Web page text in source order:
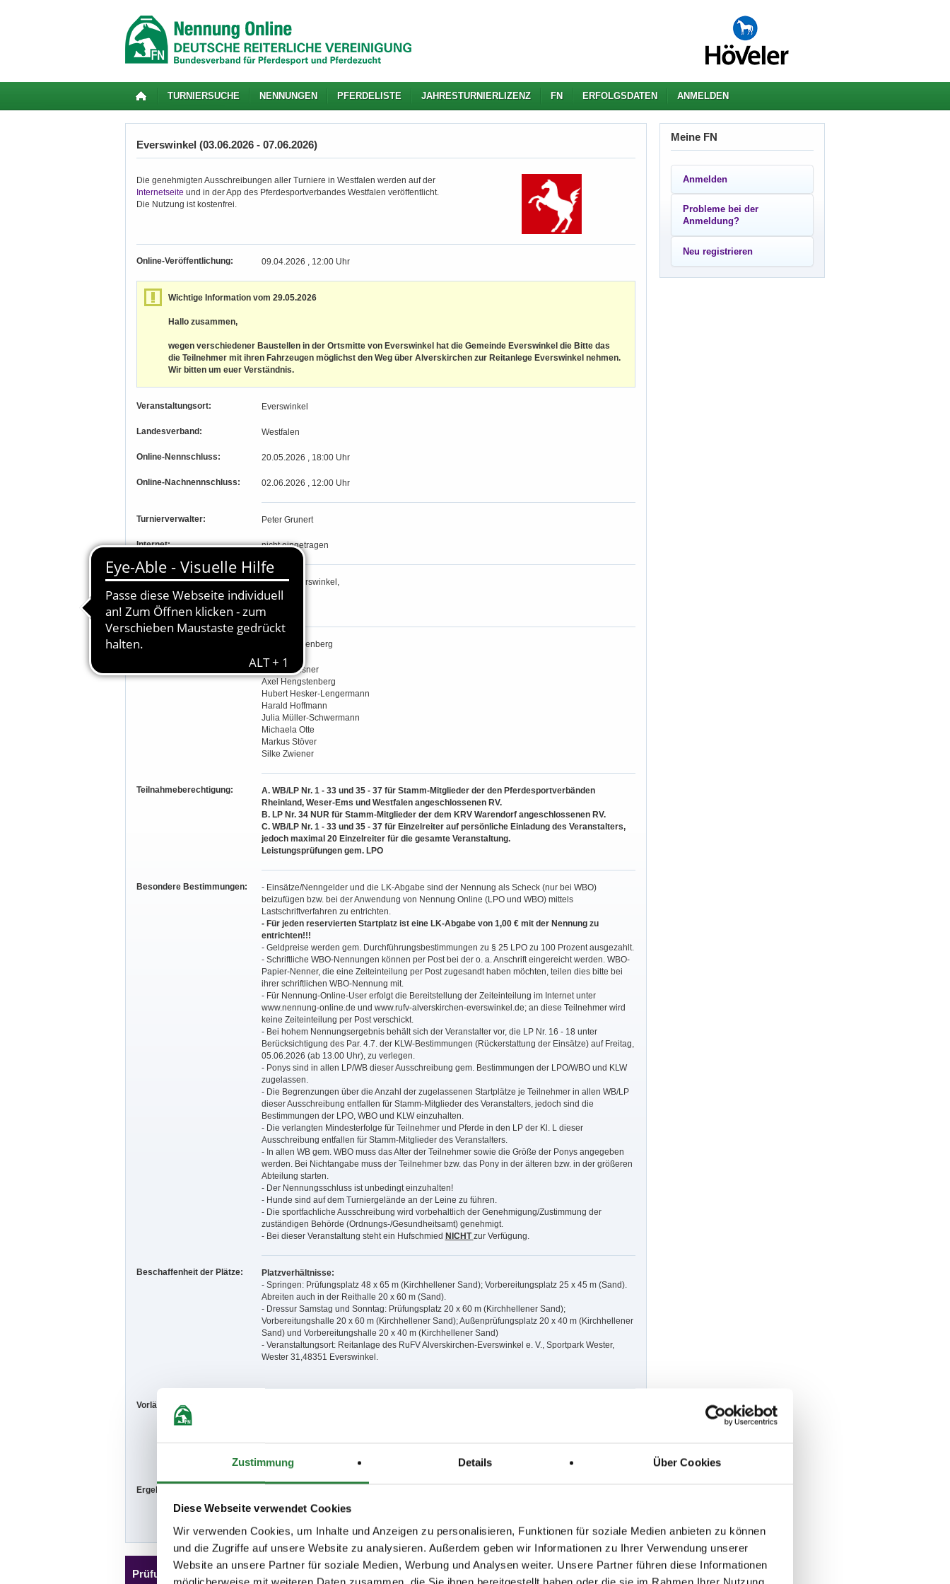
Zustimmung Details Über Cookies
Diese Webseite verwendet Cookies
Wir verwenden Cookies, um Inhalte und Anzeigen zu personalisieren, Funktionen für soziale Medien anbieten zu können
und die Zugriffe auf unsere Website zu analysieren. Außerdem geben wir Informationen zu Ihrer Verwendung unserer
Website an unsere Partner für soziale Medien, Werbung und Analysen weiter. Unsere Partner führen diese Informationen
TURNIERSUCHE NENNUNGEN PFERDELISTE JAHRESTURNIERLIZENZ FN ERFOLGSDATEN ANMELDEN
Everswinkel (03.06.2026 - 07.06.2026)
Die genehmigten Ausschreibungen aller Turniere in Westfalen werden auf der
Internetseite und in der App des Pferdesportverbandes Westfalen veröffentlicht.
Die Nutzung ist kostenfrei.
Online-Veröffentlichung: 09.04.2026 , 12:00 Uhr
Wichtige Information vom 29.05.2026
Hallo zusammen,
wegen verschiedener Baustellen in der Ortsmitte von Everswinkel hat die Gemeinde Everswinkel die Bitte das
die Teilnehmer mit ihren Fahrzeugen möglichst den Weg über Alverskirchen zur Reitanlege Everswinkel nehmen.
Wir bitten um euer Verständnis.
Veranstaltungsort: Everswinkel
Landesverband: Westfalen
Online-Nennschluss: 20.05.2026 , 18:00 Uhr
Online-Nachnennschluss: 02.06.2026 , 12:00 Uhr
Turnierverwalter: Peter Grunert
Internet: nicht eingetragen
PLZ, Ort: 48351, Everswinkel,
Längengrad, Breitengrad -, -
Parcourschef: Josef Cappenberg
Claudia Elsner
Axel Hengstenberg
Hubert Hesker-Lengermann
Harald Hoffmann
Julia Müller-Schwermann
Michaela Otte
Markus Stöver
Silke Zwiener
Teilnahmeberechtigung:
A. WB/LP Nr. 1 - 33 und 35 - 37 für Stamm-Mitglieder der den Pferdesportverbänden
Rheinland, Weser-Ems und Westfalen angeschlossenen RV.
B. LP Nr. 34 NUR für Stamm-Mitglieder der dem KRV Warendorf angeschlossenen RV.
C. WB/LP Nr. 1 - 33 und 35 - 37 für Einzelreiter auf persönliche Einladung des Veranstalters,
jedoch maximal 20 Einzelreiter für die gesamte Veranstaltung.
Leistungsprüfungen gem. LPO
Besondere Bestimmungen:
- Einsätze/Nenngelder und die LK-Abgabe sind der Nennung als Scheck (nur bei WBO)
beizufügen bzw. bei der Anwendung von Nennung Online (LPO und WBO) mittels
Lastschriftverfahren zu entrichten.
- Für jeden reservierten Startplatz ist eine LK-Abgabe von 1,00 € mit der Nennung zu
entrichten!!!
- Geldpreise werden gem. Durchführungsbestimmungen zu § 25 LPO zu 100 Prozent ausgezahlt.
- Schriftliche WBO-Nennungen können per Post bei der o. a. Anschrift eingereicht werden. WBO-
Papier-Nenner, die eine Zeiteinteilung per Post zugesandt haben möchten, teilen dies bitte bei
ihrer schriftlichen WBO-Nennung mit.
- Für Nennung-Online-User erfolgt die Bereitstellung der Zeiteinteilung im Internet unter
www.nennung-online.de und www.rufv-alverskirchen-everswinkel.de; an diese Teilnehmer wird
keine Zeiteinteilung per Post verschickt.
- Bei hohem Nennungsergebnis behält sich der Veranstalter vor, die LP Nr. 16 - 18 unter
Berücksichtigung des Par. 4.7. der KLW-Bestimmungen (Rückerstattung der Einsätze) auf Freitag,
05.06.2026 (ab 13.00 Uhr), zu verlegen.
- Ponys sind in allen LP/WB dieser Ausschreibung gem. Bestimmungen der LPO/WBO und KLW
zugelassen.
- Die Begrenzungen über die Anzahl der zugelassenen Startplätze je Teilnehmer in allen WB/LP
dieser Ausschreibung entfallen für Stamm-Mitglieder des Veranstalters, jedoch sind die
Bestimmungen der LPO, WBO und KLW einzuhalten.
- Die verlangten Mindesterfolge für Teilnehmer und Pferde in den LP der Kl. L dieser
Ausschreibung entfallen für Stamm-Mitglieder des Veranstalters.
- In allen WB gem. WBO muss das Alter der Teilnehmer sowie die Größe der Ponys angegeben
werden. Bei Nichtangabe muss der Teilnehmer bzw. das Pony in der älteren bzw. in der größeren
Abteilung starten.
- Der Nennungsschluss ist unbedingt einzuhalten!
- Hunde sind auf dem Turniergelände an der Leine zu führen.
- Die sportfachliche Ausschreibung wird vorbehaltlich der Genehmigung/Zustimmung der
zuständigen Behörde (Ordnungs-/Gesundheitsamt) genehmigt.
- Bei dieser Veranstaltung steht ein Hufschmied NICHT zur Verfügung.
Beschaffenheit der Plätze:
Platzverhältnisse:
- Springen: Prüfungsplatz 48 x 65 m (Kirchhellener Sand); Vorbereitungsplatz 25 x 45 m (Sand).
Abreiten auch in der Reithalle 20 x 60 m (Sand).
- Dressur Samstag und Sonntag: Prüfungsplatz 20 x 60 m (Kirchhellener Sand);
Vorbereitungshalle 20 x 60 m (Kirchhellener Sand); Außenprüfungsplatz 20 x 40 m (Kirchhellener
Sand) und Vorbereitungshalle 20 x 40 m (Kirchhellener Sand)
- Veranstaltungsort: Reitanlage des RuFV Alverskirchen-Everswinkel e. V., Sportpark Wester,
Wester 31,48351 Everswinkel.
Vorläufige Zeitenteilung:
So. vorm.: 29,30,31; nachm.: 28,32,33,34
Ergebnisse:
Prüfungen
Meine FN
Anmelden
Probleme bei der
Anmeldung?
Neu registrieren